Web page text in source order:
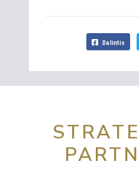
Dalintis